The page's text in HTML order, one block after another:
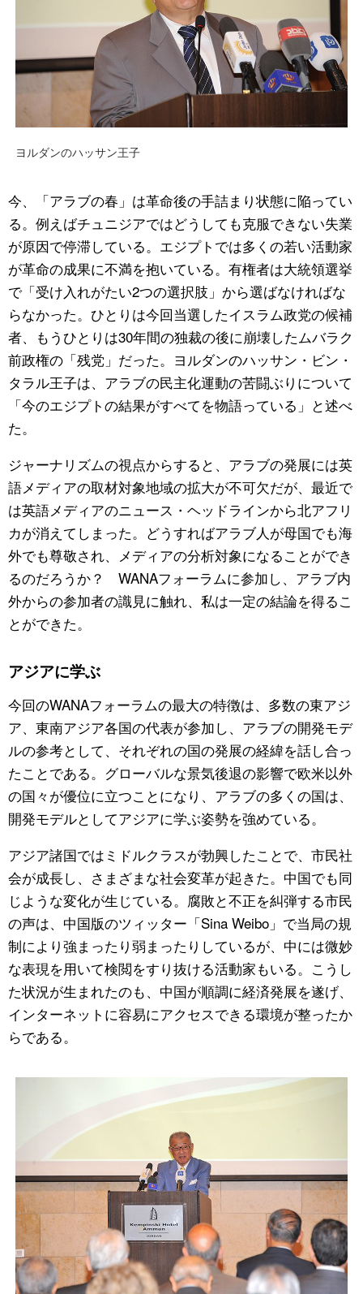
ヨルダンのハッサン王子
今、「アラブの春」は革命後の手詰まり状態に陥ってい
る。例えばチュニジアではどうしても克服できない失業
が原因で停滞している。エジプトでは多くの若い活動家
が革命の成果に不満を抱いている。有権者は大統領選挙
で「受け入れがたい2つの選択肢」から選ばなければな
らなかった。ひとりは今回当選したイスラム政党の候補
者、もうひとりは30年間の独裁の後に崩壊したムバラク
前政権の「残党」だった。ヨルダンのハッサン・ビン・
タラル王子は、アラブの民主化運動の苦闘ぶりについて
「今のエジプトの結果がすべてを物語っている」と述べ
た。
ジャーナリズムの視点からすると、アラブの発展には英
語メディアの取材対象地域の拡大が不可欠だが、最近で
は英語メディアのニュース・ヘッドラインから北アフリ
カが消えてしまった。どうすればアラブ人が母国でも海
外でも尊敬され、メディアの分析対象になることができ
るのだろうか？ WANAフォーラムに参加し、アラブ内
外からの参加者の識見に触れ、私は一定の結論を得るこ
とができた。
アジアに学ぶ
今回のWANAフォーラムの最大の特徴は、多数の東アジ
ア、東南アジア各国の代表が参加し、アラブの開発モデ
ルの参考として、それぞれの国の発展の経緯を話し合っ
たことである。グローバルな景気後退の影響で欧米以外
の国々が優位に立つことになり、アラブの多くの国は、
開発モデルとしてアジアに学ぶ姿勢を強めている。
アジア諸国ではミドルクラスが勃興したことで、市民社
会が成長し、さまざまな社会変革が起きた。中国でも同
じような変化が生じている。腐敗と不正を糾弾する市民
の声は、中国版のツィッター「Sina Weibo」で当局の規
制により強まったり弱まったりしているが、中には微妙
な表現を用いて検閲をすり抜ける活動家もいる。こうし
た状況が生まれたのも、中国が順調に経済発展を遂げ、
インターネットに容易にアクセスできる環境が整ったか
らである。